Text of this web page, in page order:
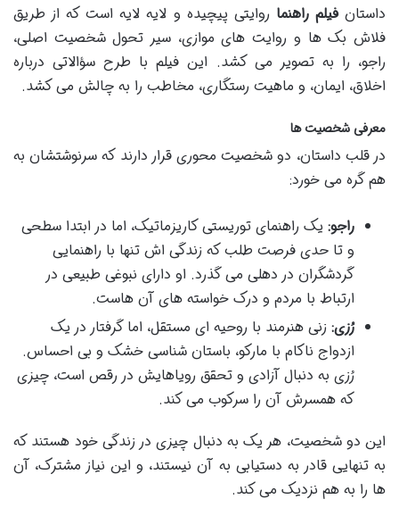
داستانفیلم راهنما روایتی پیچیده و لایه لایه است که از طریق
فلاش بک ها و روایت های موازی، سیر تحول شخصیت اصلی،
راجو، را به تصویر می کشد. این فیلم با طرح سؤالاتی درباره
اخلاق، ایمان، و ماهیت رستگاری، مخاطب را به چالش می کشد.
معرفی شخصیت ها
در قلب داستان، دو شخصیت محوری قرار دارند که سرنوشتشان به
هم گره می خورد:
راجو: یک راهنمای توریستی کاریزماتیک، اما در ابتدا سطحی
و تا حدی فرصت طلب که زندگی اش تنها با راهنمایی
گردشگران در دهلی می گذرد. او دارای نبوغی طبیعی در
ارتباط با مردم و درک خواسته های آن هاست.
رُزی: زنی هنرمند با روحیه ای مستقل، اما گرفتار در یک
ازدواج ناکام با مارکو، باستان شناسی خشک و بی احساس.
رُزی به دنبال آزادی و تحقق رویاهایش در رقص است، چیزی
که همسرش آن را سرکوب می کند.
این دو شخصیت، هر یک به دنبال چیزی در زندگی خود هستند که
به تنهایی قادر به دستیابی به آن نیستند، و این نیاز مشترک، آن
ها را به هم نزدیک می کند.